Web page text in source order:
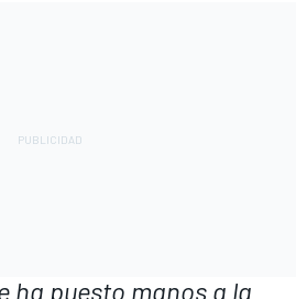
ha puesto manos a la